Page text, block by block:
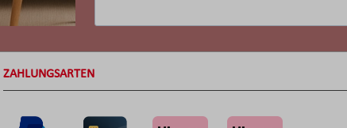
ZAHLUNGSARTEN